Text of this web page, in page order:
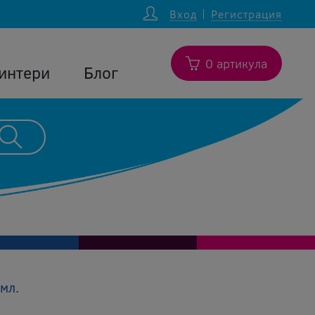
Вход Регистрация
Блог 0 артикула